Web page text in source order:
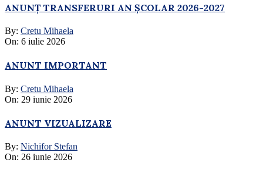
ANUNȚ TRANSFERURI AN ȘCOLAR 2026-2027
By: Cretu Mihaela
On: 6 iulie 2026
ANUNT IMPORTANT
By: Cretu Mihaela
On: 29 iunie 2026
ANUNT VIZUALIZARE
By: Nichifor Stefan
On: 26 iunie 2026